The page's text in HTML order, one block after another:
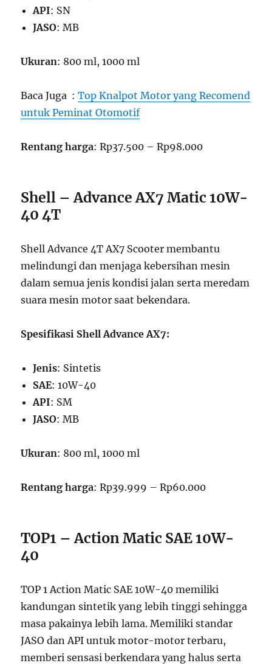
API: SN
JASO: MB
Ukuran: 800 ml, 1000 ml
Baca Juga :Top Knalpot Motor yang Recomend
untuk Peminat Otomotif
Rentang harga: Rp37.500 – Rp98.000
Shell – Advance AX7 Matic 10W-
40 4T
Shell Advance 4T AX7 Scooter membantu
melindungi dan menjaga kebersihan mesin
dalam semua jenis kondisi jalan serta meredam
suara mesin motor saat bekendara.
Spesifikasi Shell Advance AX7:
Jenis: Sintetis
SAE: 10W-40
API: SM
JASO: MB
Ukuran: 800 ml, 1000 ml
Rentang harga: Rp39.999 – Rp60.000
TOP1 – Action Matic SAE 10W-
40
TOP 1 Action Matic SAE 10W-40 memiliki
kandungan sintetik yang lebih tinggi sehingga
masa pakainya lebih lama. Memiliki standar
JASO dan API untuk motor-motor terbaru,
memberi sensasi berkendara yang halus serta